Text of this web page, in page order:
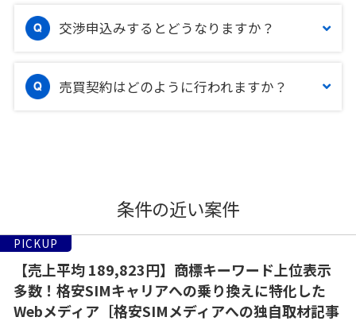
交渉申込みするとどうなりますか？
売買契約はどのように行われますか？
条件の近い案件
PICKUP
【売上平均 189,823円】商標キーワード上位表示
多数！格安SIMキャリアへの乗り換えに特化した
Webメディア［格安SIMメディアへの独自取材記事